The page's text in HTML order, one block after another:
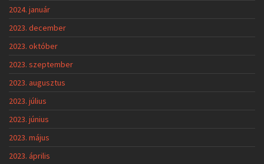
2024. január
2023. december
2023. október
2023. szeptember
2023. augusztus
2023. július
2023. június
2023. május
2023. április